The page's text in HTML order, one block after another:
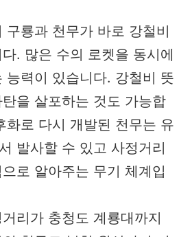
구룡과 천무가 바로 강철비
. 많은 수의 로켓을 동시에
능력이 있습니다. 강철비 뜻
을 살포하는 것도 가능합
화로 다시 개발된 천무는 유
발사할 수 있고 사정거리
로 알아주는 무기 체계입
리가 충청도 계룡대까지